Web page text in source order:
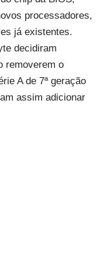
processadores,
já existentes.
decidiram
removerem o
A de 7ª geração
assim adicionar